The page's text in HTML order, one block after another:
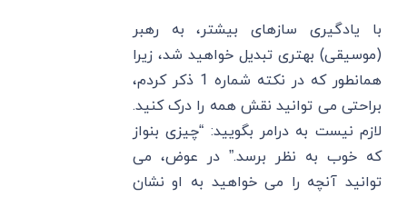
با یادگیری سازهای بیشتر، به رهبر
(موسیقی) بهتری تبدیل خواهید شد، زیرا
همانطور که در نکته شماره 1 ذکر کردم،
براحتی می توانید نقش همه را درک کنید.
لازم نیست به درامر بگویید: “چیزی بنواز
که خوب به نظر برسد.” در عوض، می
توانید آنچه را می خواهید به او نشان